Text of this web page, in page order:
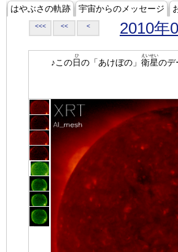
はやぶさの軌跡 宇宙からのメッセージ
<<< << < 2010年
♪この日
ひ
の「あけぼの」 衛星
えいせい
のデ